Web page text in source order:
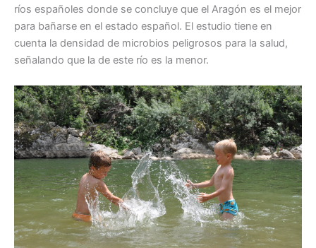
ríos españoles donde se concluye que el Aragón es el mejor
para bañarse en el estado español. El estudio tiene en
cuenta la densidad de microbios peligrosos para la salud,
señalando que la de este río es la menor.